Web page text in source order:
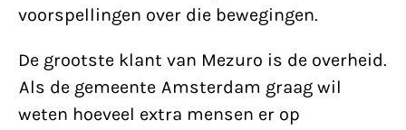
voorspellingen over die bewegingen.
De grootste klant van Mezuro is de overheid.
Als de gemeente Amsterdam graag wil
weten hoeveel extra mensen er op